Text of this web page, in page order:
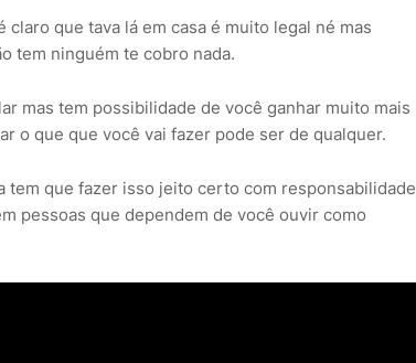
que tava lá em casa é muito legal né mas
tem ninguém te cobro nada.
mas tem possibilidade de você ganhar muito mais
o que que você vai fazer pode ser de qualquer.
tem que fazer isso jeito certo com responsabilidade
pessoas que dependem de você ouvir como